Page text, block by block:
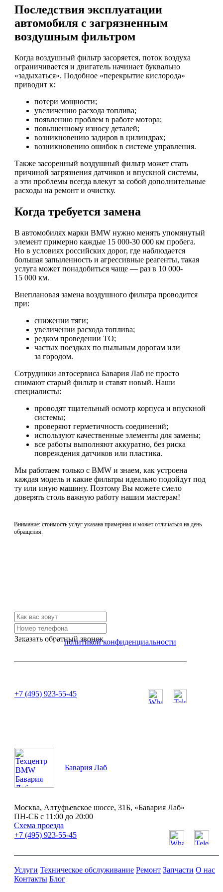
Последствия эксплуатации
автомобиля с загрязненным
воздушным фильтром
Когда воздушный фильтр засоряется, поток воздуха
ограничивается и двигатель начинает буквально
«задыхаться». Подобное «перекрытие кислорода»
приводит к:
потери мощности;
увеличению расхода топлива;
появлению проблем в работе мотора;
повышенному износу деталей;
возникновению задиров в цилиндрах;
возникновению ошибок в системе управления.
Также засоренный воздушный фильтр может стать
причиной загрязнения датчиков и впускной системы,
а эти проблемы всегда влекут за собой дополнительные
расходы на ремонт и очистку.
Когда требуется замена
В автомобилях марки BMW нужно менять упомянутый
элемент примерно каждые 15 000-30 000 км пробега.
Но в условиях российских дорог, где наблюдается
большая запыленность и агрессивные реагенты, такая
услуга может понадобиться чаще — раз в 10 000-
15 000 км.
Внеплановая замена воздушного фильтра проводится
при:
снижении тяги;
увеличении расхода топлива;
редком проведении ТО;
частых поездках по пыльным дорогам или
за городом.
Сотрудники автосервиса Бавария Лаб не просто
снимают старый фильтр и ставят новый. Наши
специалисты:
проводят тщательный осмотр корпуса и впускной
системы;
проверяют герметичность соединений;
используют качественные элементы для замены;
все работы выполняют аккуратно, без риска
повреждения датчиков или пластика.
Мы работаем только с BMW и знаем, как устроена
каждая модель и какие фильтры идеально подойдут под
ту или иную машину. Поэтому Вы можете смело
доверять столь важную работу нашим мастерам!
Внимание: стоимость услуг указана примерная и может отличаться на день
обращения.
Заказать обратный звонок
Я согласен сполитикой конфиденциальности
+7 (495) 923-55-45
Бавария Лаб
Москва, Алтуфьевское шоссе, 31Б, «Бавария Лаб»
ПН-СБ с 11:00 до 20:00
Схема проезда
+7 (495) 923-55-45
Услуги Техническое обслуживание Ремонт Запчасти О нас
Контакты Блог